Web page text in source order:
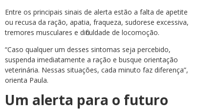
Entre os principais sinais de alerta estão a falta de apetite
ou recusa da ração, apatia, fraqueza, sudorese excessiva,
tremores musculares e dificuldade de locomoção.
“Caso qualquer um desses sintomas seja percebido,
suspenda imediatamente a ração e busque orientação
veterinária. Nessas situações, cada minuto faz diferença”,
orienta Paula.
Um alerta para o futuro